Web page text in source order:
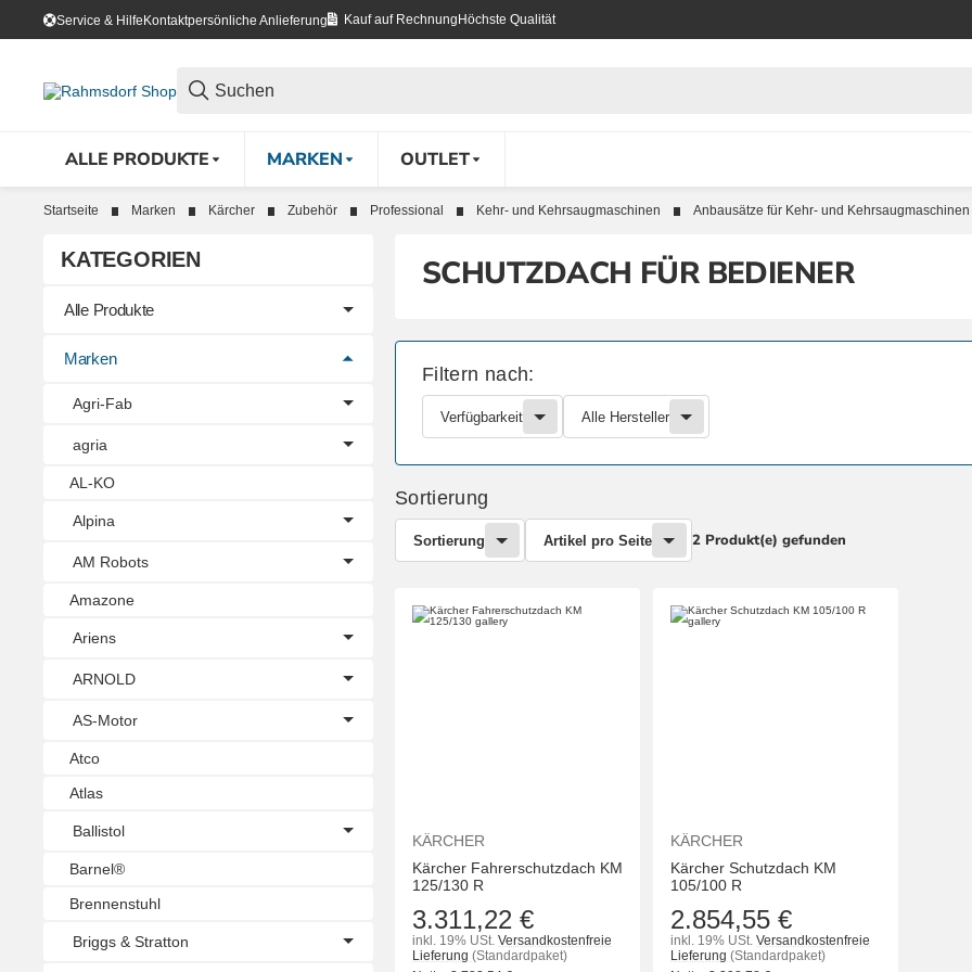
Service & HilfeKontaktpersönliche Anlieferung Kauf auf Rechnung Höchste Qualität
ALLE PRODUKTE MARKEN OUTLET
Startseite Marken Kärcher Zubehör Professional Kehr- und Kehrsaugmaschinen Anbausätze für Kehr- und Kehrsaugmaschinen
SCHUTZDACH FÜR BEDIENER
Filtern nach:
Verfügbarkeit Alle Hersteller
Sortierung
Sortierung Artikel pro Seite 2 Produkt(e) gefunden
KÄRCHER
Kärcher Fahrerschutzdach KM
125/130 R
3.311,22 €
inkl. 19% USt. Versandkostenfreie
Lieferung (Standardpaket)
KÄRCHER
Kärcher Schutzdach KM
105/100 R
2.854,55 €
inkl. 19% USt. Versandkostenfreie
Lieferung (Standardpaket)
KATEGORIEN
Alle Produkte
Marken
Agri-Fab
agria
AL-KO
Alpina
AM Robots
Amazone
Ariens
ARNOLD
AS-Motor
Atco
Atlas
Ballistol
Barnel®
Brennenstuhl
Briggs & Stratton